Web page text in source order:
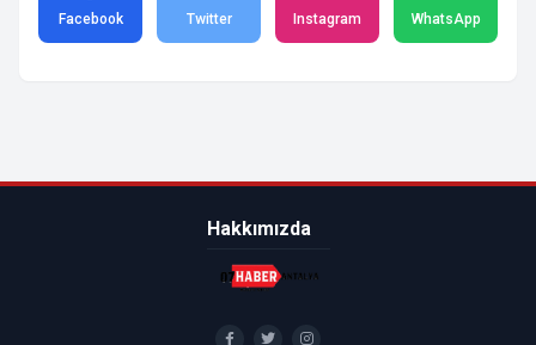
Facebook Twitter Instagram WhatsApp
Hakkımızda